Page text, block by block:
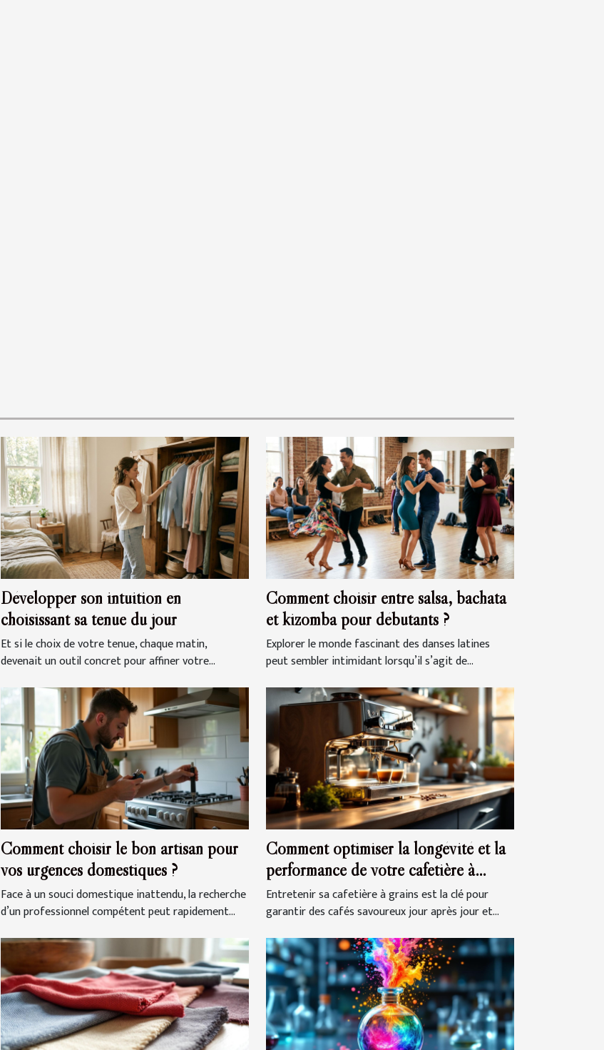
Développer son intuition en
choisissant sa tenue du jour
Et si le choix de votre tenue, chaque matin,
devenait un outil concret pour affiner votre...
Comment choisir entre salsa, bachata
et kizomba pour débutants ?
Explorer le monde fascinant des danses latines
peut sembler intimidant lorsqu’il s’agit de...
Comment choisir le bon artisan pour
vos urgences domestiques ?
Face à un souci domestique inattendu, la recherche
d’un professionnel compétent peut rapidement...
Comment optimiser la longévité et la
performance de votre cafetière à
grains ?
Entretenir sa cafetière à grains est la clé pour
garantir des cafés savoureux jour après jour et...